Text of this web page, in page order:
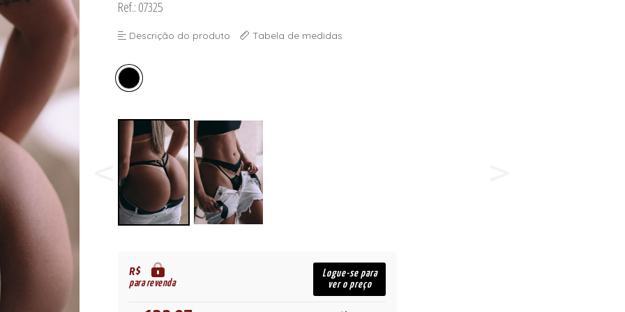
Ref.: 07325
Descrição do produto Tabela de medidas
R$
para revenda
Logue-se para
ver o preço